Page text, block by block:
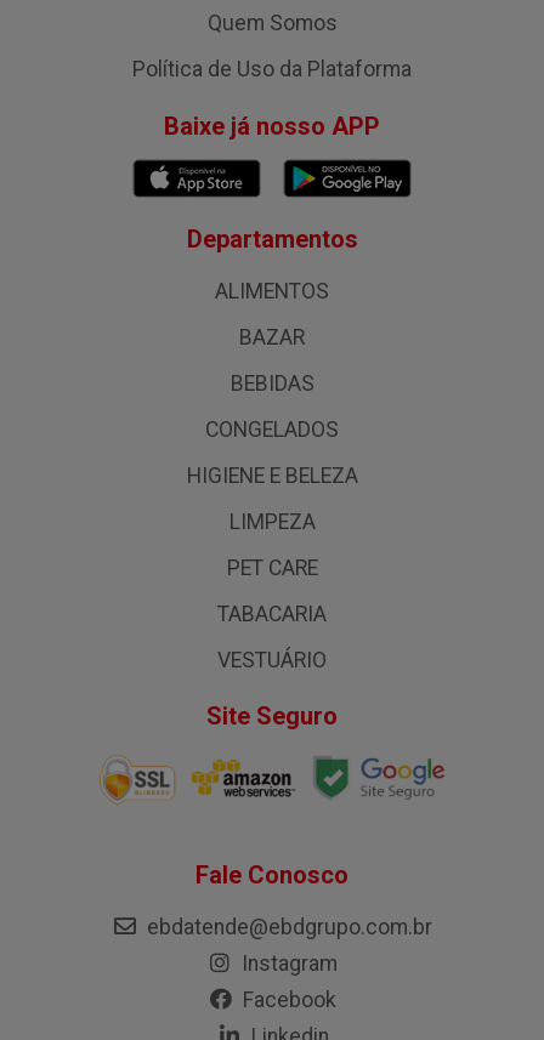
Quem Somos
Política de Uso da Plataforma
Baixe já nosso APP
Departamentos
ALIMENTOS
BAZAR
BEBIDAS
CONGELADOS
HIGIENE E BELEZA
LIMPEZA
PET CARE
TABACARIA
VESTUÁRIO
Site Seguro
Fale Conosco
ebdatende@ebdgrupo.com.br
Instagram
Facebook